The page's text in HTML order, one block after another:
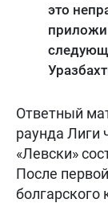
это
Ответный
раунда Лиги
«Левски»
После
болгарского